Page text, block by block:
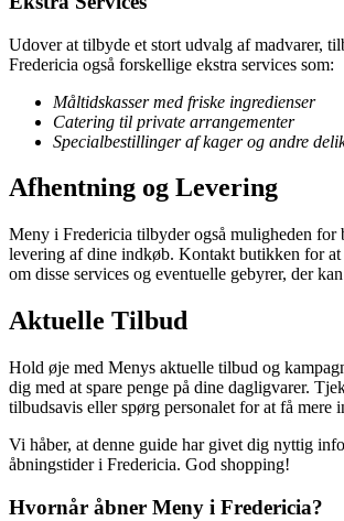
Udover at tilbyde et stort udvalg af madvarer,
Fredericia også forskellige ekstra services som:
Måltidskasser med friske ingredienser
Catering til private arrangementer
Specialbestillinger af kager og andre
Afhentning og Levering
Meny i Fredericia tilbyder også muligheden for
levering af dine indkøb. Kontakt butikken for
om disse services og eventuelle gebyrer, der
Aktuelle Tilbud
Hold øje med Menys aktuelle tilbud og
dig med at spare penge på dine dagligvarer.
tilbudsavis eller spørg personalet for at få mere
Vi håber, at denne guide har givet dig nyttig
åbningstider i Fredericia. God shopping!
Hvornår åbner Meny i Fredericia?